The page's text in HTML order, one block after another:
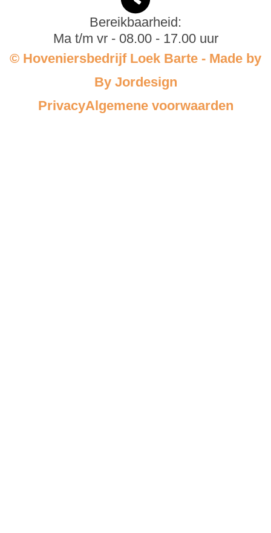
Bereikbaarheid:
Ma t/m vr - 08.00 - 17.00 uur
© Hoveniersbedrijf Loek Barte - Made by
By Jordesign
PrivacyAlgemene voorwaarden